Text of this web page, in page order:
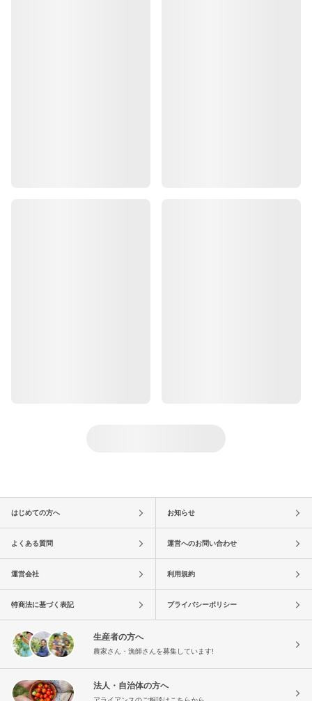
はじめての方へ お知らせ
よくある質問 運営へのお問い合わせ
運営会社 利用規約
特商法に基づく表記 プライバシーポリシー
生産者の方へ
農家さん・漁師さんを募集しています!
法人・自治体の方へ